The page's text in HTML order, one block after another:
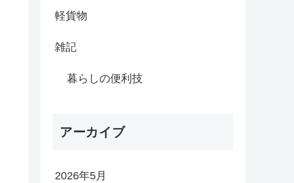
軽貨物
雑記
暮らしの便利技
アーカイブ
2026年5月